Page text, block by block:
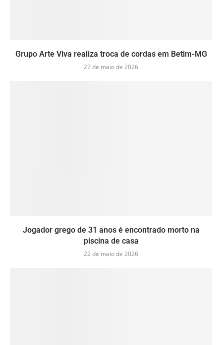
Grupo Arte Viva realiza troca de cordas em Betim-MG
27 de maio de 2026
Jogador grego de 31 anos é encontrado morto na
piscina de casa
22 de maio de 2026